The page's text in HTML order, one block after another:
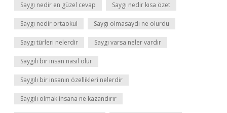
Saygı nedir en güzel cevap Saygı nedir kısa özet
Saygı nedir ortaokul Saygı olmasaydı ne olurdu
Saygı türleri nelerdir Saygı varsa neler vardır
Saygılı bir insan nasıl olur
Saygılı bir insanın özellikleri nelerdir
Saygılı olmak insana ne kazandırır